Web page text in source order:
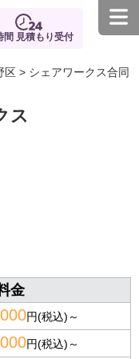
間 見積もり受付
区 > シェアワークス合同
ス
金
円(税込)～
円(税込)～